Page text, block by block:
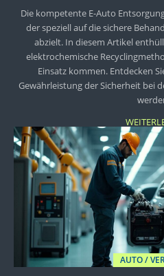
Die kompetente E-Auto
der speziell auf die sichere
abzielt. In diesem Artikel
elektrochemische
Einsatz kommen. Entdecken
Gewährleistung der Sicherheit bei
AUTO /